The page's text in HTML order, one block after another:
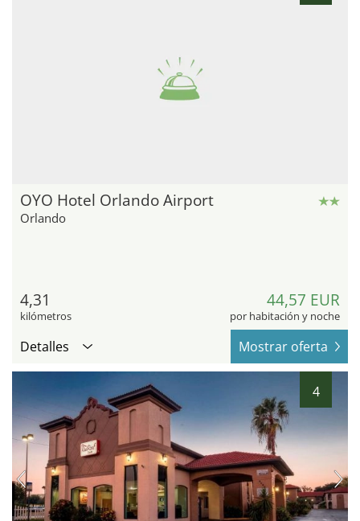
OYO Hotel Orlando Airport
Orlando
4,31
kilómetros
44,57 EUR
por habitación y noche
Detalles Mostrar oferta
4